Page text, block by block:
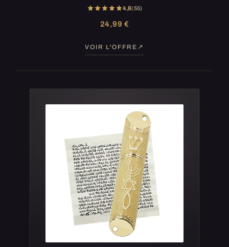
4,8(55)
24,99 €
VOIR L'OFFRE